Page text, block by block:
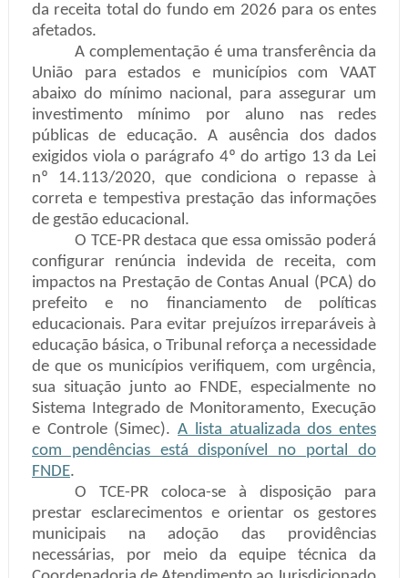
da receita total do fundo em 2026 para os entes
afetados.
A complementação é uma transferência da
União para estados e municípios com VAAT
abaixo do mínimo nacional, para assegurar um
investimento mínimo por aluno nas redes
públicas de educação. A ausência dos dados
exigidos viola o parágrafo 4º do artigo 13 da Lei
nº 14.113/2020, que condiciona o repasse à
correta e tempestiva prestação das informações
de gestão educacional.
O TCE-PR destaca que essa omissão poderá
configurar renúncia indevida de receita, com
impactos na Prestação de Contas Anual (PCA) do
prefeito e no financiamento de políticas
educacionais. Para evitar prejuízos irreparáveis à
educação básica, o Tribunal reforça a necessidade
de que os municípios verifiquem, com urgência,
sua situação junto ao FNDE, especialmente no
Sistema Integrado de Monitoramento, Execução
e Controle (Simec).A lista atualizada dos entes
com pendências está disponível no portal do
FNDE.
O TCE-PR coloca-se à disposição para
prestar esclarecimentos e orientar os gestores
municipais na adoção das providências
necessárias, por meio da equipe técnica da